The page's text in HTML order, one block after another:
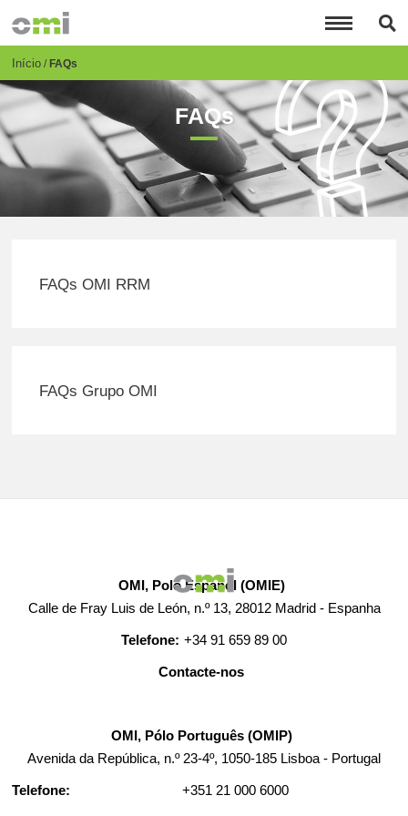
para
conteúdo
Breadcrumb
Início FAQs
FAQs
FAQs OMI RRM
FAQs Grupo OMI
OMI, Polo Español (OMIE)
Calle de Fray Luis de León, n.º 13, 28012 Madrid - Espanha
Telefone: +34 91 659 89 00
Contacte-nos
OMI, Pólo Português (OMIP)
Avenida da República, n.º 23-4º, 1050-185 Lisboa - Portugal
Telefone: +351 21 000 6000